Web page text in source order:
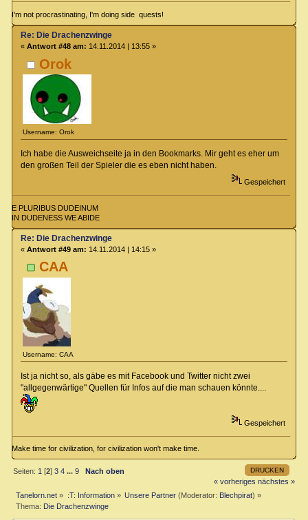
I'm not procrastinating, I'm doing side quests!
Orok
Username: Orok
Re: Die Drachenzwinge
« Antwort #48 am: 14.11.2014 | 13:55 »
Ich habe die Ausweichseite ja in den Bookmarks. Mir geht es eher um
den großen Teil der Spieler die es eben nicht haben.
Gespeichert
E PLURIBUS DUDEINUM
IN DUDENESS WE ABIDE
CAA
Username: CAA
Re: Die Drachenzwinge
« Antwort #49 am: 14.11.2014 | 14:15 »
Ist ja nicht so, als gäbe es mit Facebook und Twitter nicht zwei
"allgegenwärtige" Quellen für Infos auf die man schauen könnte....
Gespeichert
Make time for civilization, for civilization won't make time.
DRUCKEN
Seiten: 1 [2]3 4 ...9
Nach oben
« vorheriges nächstes »
Tanelorn.net » :T: Information» Unsere Partner (Moderator: Blechpirat) »
Thema: Die Drachenzwinge